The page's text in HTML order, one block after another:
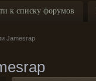
к списку форумов
Jamesrap